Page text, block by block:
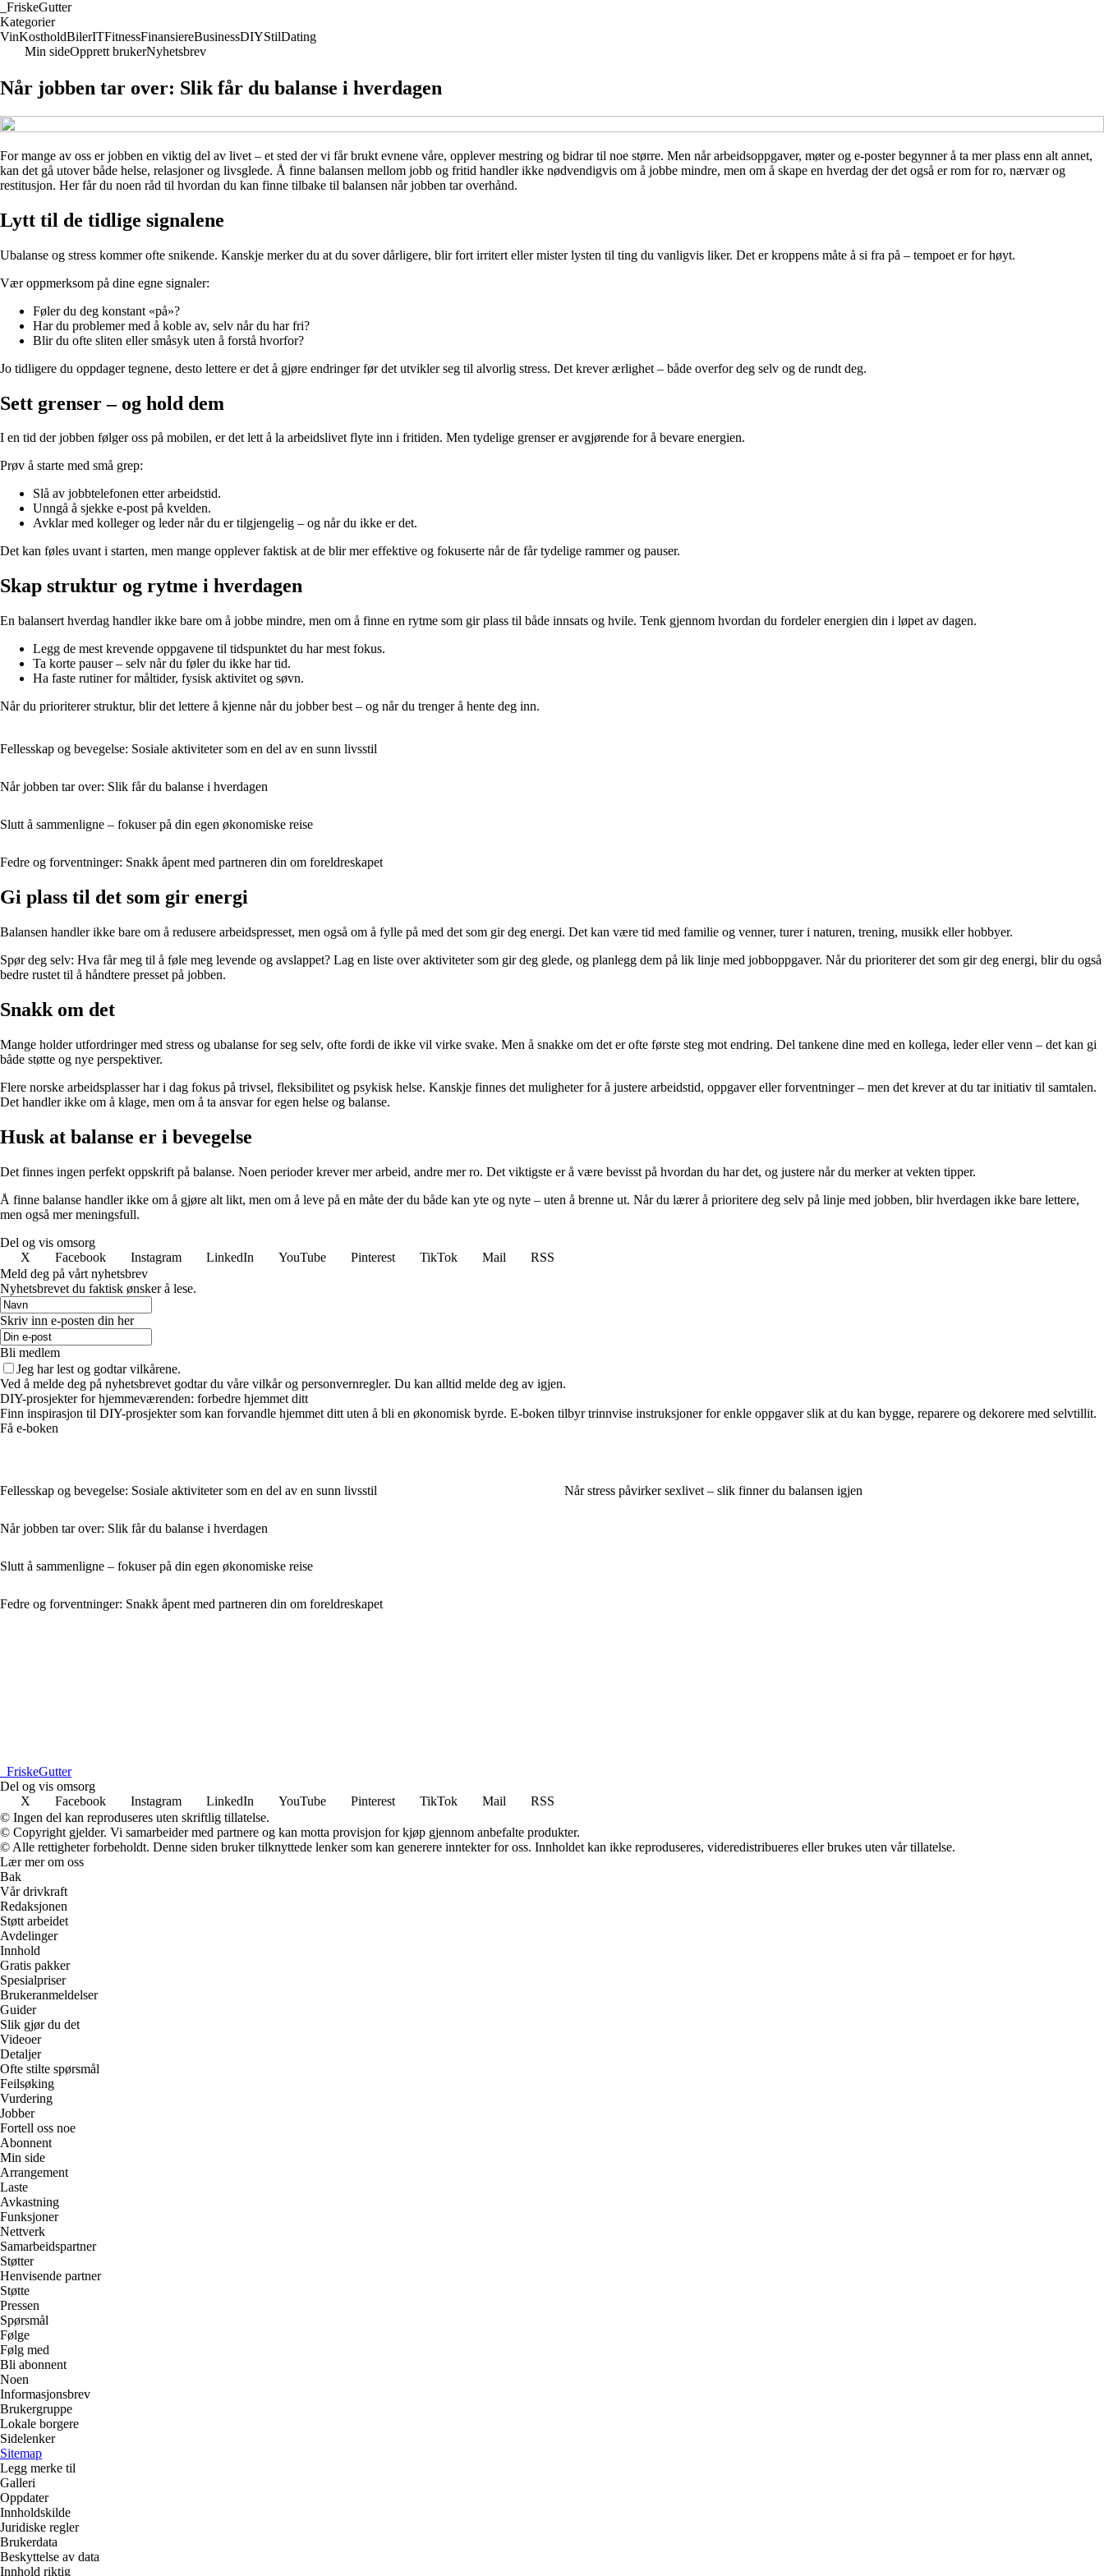
FriskeGutter
Kategorier
VinKostholdBilerITFitnessFinansiereBusinessDIYStilDating
Min sideOpprett brukerNyhetsbrev
Når jobben tar over: Slik får du balanse i hverdagen
For mange av oss er jobben en viktig del av livet – et sted der vi får brukt evnene våre, opplever mestring og bidrar til noe større. Men når arbeidsoppgaver, møter og e-poster begynner å ta mer plass enn alt annet,
kan det gå utover både helse, relasjoner og livsglede. Å finne balansen mellom jobb og fritid handler ikke nødvendigvis om å jobbe mindre, men om å skape en hverdag der det også er rom for ro, nærvær og
restitusjon. Her får du noen råd til hvordan du kan finne tilbake til balansen når jobben tar overhånd.
Lytt til de tidlige signalene
Ubalanse og stress kommer ofte snikende. Kanskje merker du at du sover dårligere, blir fort irritert eller mister lysten til ting du vanligvis liker. Det er kroppens måte å si fra på – tempoet er for høyt.
Vær oppmerksom på dine egne signaler:
Føler du deg konstant «på»?
Har du problemer med å koble av, selv når du har fri?
Blir du ofte sliten eller småsyk uten å forstå hvorfor?
Jo tidligere du oppdager tegnene, desto lettere er det å gjøre endringer før det utvikler seg til alvorlig stress. Det krever ærlighet – både overfor deg selv og de rundt deg.
Sett grenser – og hold dem
I en tid der jobben følger oss på mobilen, er det lett å la arbeidslivet flyte inn i fritiden. Men tydelige grenser er avgjørende for å bevare energien.
Prøv å starte med små grep:
Slå av jobbtelefonen etter arbeidstid.
Unngå å sjekke e-post på kvelden.
Avklar med kolleger og leder når du er tilgjengelig – og når du ikke er det.
Det kan føles uvant i starten, men mange opplever faktisk at de blir mer effektive og fokuserte når de får tydelige rammer og pauser.
Skap struktur og rytme i hverdagen
En balansert hverdag handler ikke bare om å jobbe mindre, men om å finne en rytme som gir plass til både innsats og hvile. Tenk gjennom hvordan du fordeler energien din i løpet av dagen.
Legg de mest krevende oppgavene til tidspunktet du har mest fokus.
Ta korte pauser – selv når du føler du ikke har tid.
Ha faste rutiner for måltider, fysisk aktivitet og søvn.
Når du prioriterer struktur, blir det lettere å kjenne når du jobber best – og når du trenger å hente deg inn.
Fellesskap og bevegelse: Sosiale aktiviteter som en del av en sunn livsstil
Når jobben tar over: Slik får du balanse i hverdagen
Slutt å sammenligne – fokuser på din egen økonomiske reise
Fedre og forventninger: Snakk åpent med partneren din om foreldreskapet
Gi plass til det som gir energi
Balansen handler ikke bare om å redusere arbeidspresset, men også om å fylle på med det som gir deg energi. Det kan være tid med familie og venner, turer i naturen, trening, musikk eller hobbyer.
Spør deg selv: Hva får meg til å føle meg levende og avslappet? Lag en liste over aktiviteter som gir deg glede, og planlegg dem på lik linje med jobboppgaver. Når du prioriterer det som gir deg energi, blir du også
bedre rustet til å håndtere presset på jobben.
Snakk om det
Mange holder utfordringer med stress og ubalanse for seg selv, ofte fordi de ikke vil virke svake. Men å snakke om det er ofte første steg mot endring. Del tankene dine med en kollega, leder eller venn – det kan gi
både støtte og nye perspektiver.
Flere norske arbeidsplasser har i dag fokus på trivsel, fleksibilitet og psykisk helse. Kanskje finnes det muligheter for å justere arbeidstid, oppgaver eller forventninger – men det krever at du tar initiativ til samtalen.
Det handler ikke om å klage, men om å ta ansvar for egen helse og balanse.
Husk at balanse er i bevegelse
Det finnes ingen perfekt oppskrift på balanse. Noen perioder krever mer arbeid, andre mer ro. Det viktigste er å være bevisst på hvordan du har det, og justere når du merker at vekten tipper.
Å finne balanse handler ikke om å gjøre alt likt, men om å leve på en måte der du både kan yte og nyte – uten å brenne ut. Når du lærer å prioritere deg selv på linje med jobben, blir hverdagen ikke bare lettere,
men også mer meningsfull.
Del og vis omsorg
X
Facebook Instagram LinkedIn YouTube Pinterest TikTok Mail
RSS
Meld deg på vårt nyhetsbrev
Nyhetsbrevet du faktisk ønsker å lese.
Skriv inn e-posten din her
Bli medlem
Jeg har lest og godtar vilkårene.
Ved å melde deg på nyhetsbrevet godtar du våre vilkår og personvernregler. Du kan alltid melde deg av igjen.
DIY-prosjekter for hjemmeværenden: forbedre hjemmet ditt
Finn inspirasjon til DIY-prosjekter som kan forvandle hjemmet ditt uten å bli en økonomisk byrde. E-boken tilbyr trinnvise instruksjoner for enkle oppgaver slik at du kan bygge, reparere og dekorere med selvtillit.
Få e-boken
Fellesskap og bevegelse: Sosiale aktiviteter som en del av en sunn livsstil
Når jobben tar over: Slik får du balanse i hverdagen
Slutt å sammenligne – fokuser på din egen økonomiske reise
Fedre og forventninger: Snakk åpent med partneren din om foreldreskapet
Når stress påvirker sexlivet – slik finner du balansen igjen
FriskeGutter
Del og vis omsorg
X
Facebook Instagram LinkedIn YouTube Pinterest TikTok Mail
RSS
© Ingen del kan reproduseres uten skriftlig tillatelse.
© Copyright gjelder. Vi samarbeider med partnere og kan motta provisjon for kjøp gjennom anbefalte produkter.
© Alle rettigheter forbeholdt. Denne siden bruker tilknyttede lenker som kan generere inntekter for oss. Innholdet kan ikke reproduseres, videredistribueres eller brukes uten vår tillatelse.
Lær mer om oss
Bak
Vår drivkraft
Redaksjonen
Støtt arbeidet
Avdelinger
Innhold
Gratis pakker
Spesialpriser
Brukeranmeldelser
Guider
Slik gjør du det
Videoer
Detaljer
Ofte stilte spørsmål
Feilsøking
Vurdering
Jobber
Fortell oss noe
Abonnent
Min side
Arrangement
Laste
Avkastning
Funksjoner
Nettverk
Samarbeidspartner
Støtter
Henvisende partner
Støtte
Pressen
Spørsmål
Følge
Følg med
Bli abonnent
Noen
Informasjonsbrev
Brukergruppe
Lokale borgere
Sidelenker
Sitemap
Legg merke til
Galleri
Oppdater
Innholdskilde
Juridiske regler
Brukerdata
Beskyttelse av data
Innhold riktig